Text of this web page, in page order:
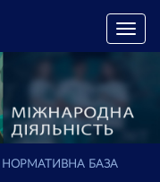
T
o
g
l
e
НОРМАТИВНА БАЗА